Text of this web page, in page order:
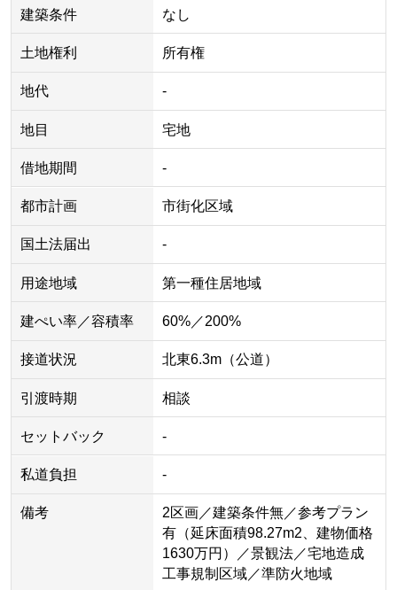
建築条件 なし
土地権利 所有権
地代 -
地目 宅地
借地期間 -
都市計画 市街化区域
国土法届出 -
用途地域 第一種住居地域
建ぺい率／容積率 60%／200%
接道状況 北東6.3m（公道）
引渡時期 相談
セットバック -
私道負担 -
備考
2区画／建築条件無／参考プラン
有（延床面積98.27m2、建物価格
1630万円）／景観法／宅地造成
工事規制区域／準防火地域